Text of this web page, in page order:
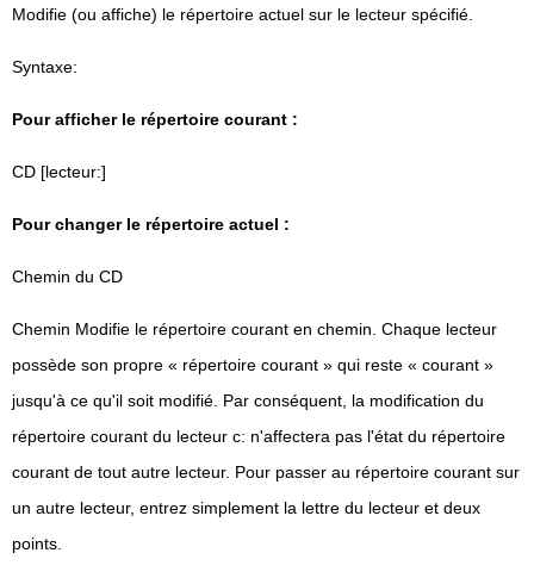
Modifie (ou affiche) le répertoire actuel sur le lecteur spécifié.
Syntaxe:
Pour afficher le répertoire courant :
CD [lecteur:]
Pour changer le répertoire actuel :
Chemin du CD
Chemin Modifie le répertoire courant en chemin. Chaque lecteur
possède son propre « répertoire courant » qui reste « courant »
jusqu'à ce qu'il soit modifié. Par conséquent, la modification du
répertoire courant du lecteur c: n'affectera pas l'état du répertoire
courant de tout autre lecteur. Pour passer au répertoire courant sur
un autre lecteur, entrez simplement la lettre du lecteur et deux
points.